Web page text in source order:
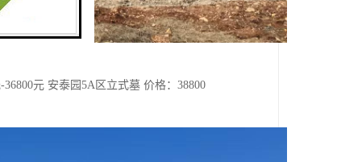
元 安泰园5A区立式墓 价格：38800